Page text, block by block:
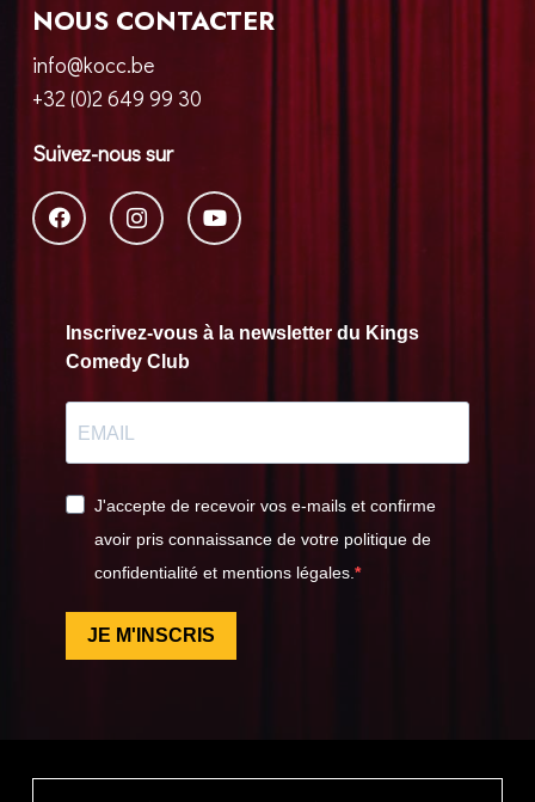
NOUS CONTACTER
info@kocc.be
+32 (0)2 649 99 30
Suivez-nous sur
Inscrivez-vous à la newsletter du Kings
Comedy Club
J'accepte de recevoir vos e-mails et confirme
avoir pris connaissance de votre politique de
confidentialité et mentions légales.
JE M'INSCRIS